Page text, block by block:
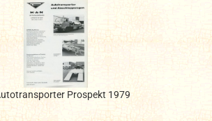
Prospekt 1979